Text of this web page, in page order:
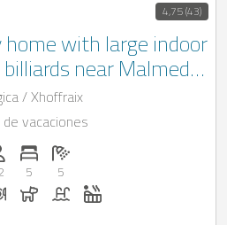
4,75 (43)
home with large indoor
near Malmedy
Ardennes
/ Xhoffraix
de vacaciones
Personas (max.): 12
Numero de habitaciones: 5
5
Cantidad de baños: 5
5
reservable en Casapilot
Cena bajo solicitud
Perros permitidos
Piscina